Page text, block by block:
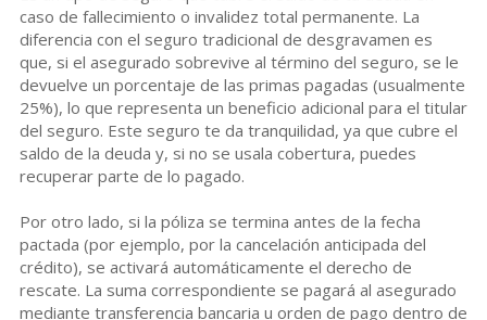
caso de fallecimiento o invalidez total permanente. La
diferencia con el seguro tradicional de desgravamen es
que, si el asegurado sobrevive al término del seguro, se le
devuelve un porcentaje de las primas pagadas (usualmente
25%), lo que representa un beneficio adicional para el titular
del seguro. Este seguro te da tranquilidad, ya que cubre el
saldo de la deuda y, si no se usala cobertura, puedes
recuperar parte de lo pagado.
Por otro lado, si la póliza se termina antes de la fecha
pactada (por ejemplo, por la cancelación anticipada del
crédito), se activará automáticamente el derecho de
rescate. La suma correspondiente se pagará al asegurado
mediante transferencia bancaria u orden de pago dentro de